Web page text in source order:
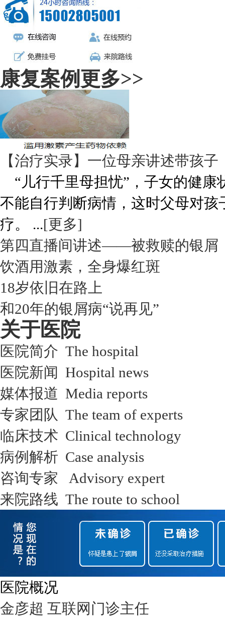
康复案例更多>>
【治疗实录】一位母亲讲述带孩子
“儿行千里母担忧”，子女的健康
不能自行判断病情，这时父母对
疗。 ...[更多]
第四直播间讲述——被救赎的银屑
饮酒用激素，全身爆红斑
18岁依旧在路上
和20年的银屑病“说再见”
关于医院
医院简介 The hospital
医院新闻 Hospital news
媒体报道 Media reports
专家团队 The team of experts
临床技术 Clinical technology
病例解析 Case analysis
咨询专家 Advisory expert
来院路线 The route to school
医院概况
金彦超 互联网门诊主任